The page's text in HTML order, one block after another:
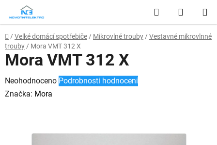
obsah
Hledat
KOŠÍK
Domů
/ Velké domácí spotřebiče / Mikrovlné trouby / Vestavné mikrovlnné
trouby / Mora VMT 312 X
Mora VMT 312 X
Průměrné
hodnocení
Neohodnoceno Podrobnosti hodnocení
Značka: Mora